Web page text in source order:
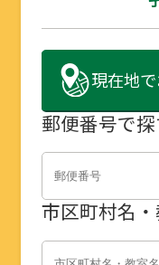
現在地で
郵便番号で
市区町村名